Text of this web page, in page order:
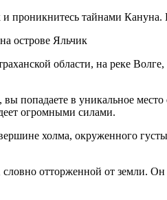
проникнитесь тайнами
острове Яльчик
области, на реке
попадаете в уникальное
огромными силами.
холма, окруженного
отторженной от земли.